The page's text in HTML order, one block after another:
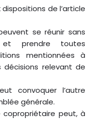
de l’article
se réunir sans
et prendre toutes
mentionnées à
décisions relevant de
convoquer l’autre
générale.
copropriétaire peut, à